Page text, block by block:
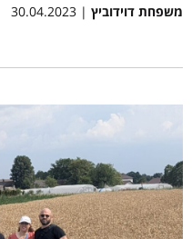
משפחת דוידוביץ | 30.04.2023